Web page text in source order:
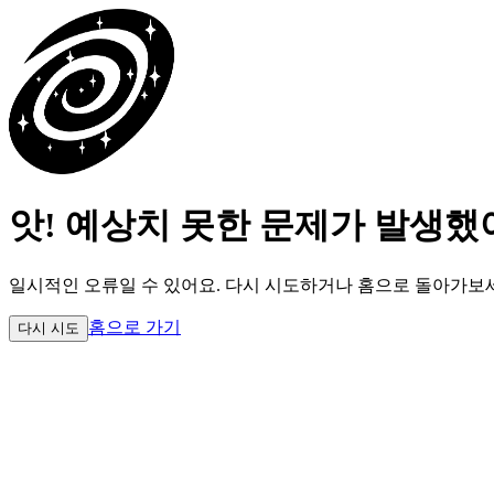
앗! 예상치 못한 문제가 발생했
일시적인 오류일 수 있어요. 다시 시도하거나 홈으로 돌아가보
다시 시도 홈으로 가기